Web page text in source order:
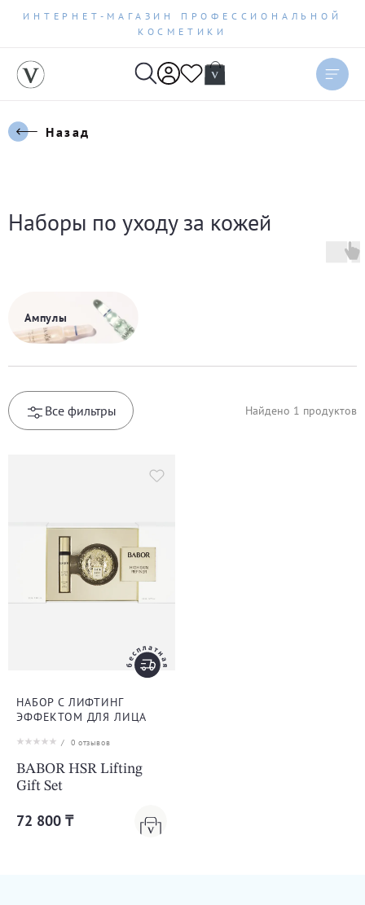
ИНТЕРНЕТ-МАГАЗИН ПРОФЕССИОНАЛЬНОЙ
КОСМЕТИКИ
Назад
Наборы по уходу за кожей
Ампулы
Все фильтры Найдено 1 продуктов
НАБОР С ЛИФТИНГ
ЭФФЕКТОМ ДЛЯ ЛИЦА
/ 0 отзывов
BABOR HSR Lifting
Gift Set
72 800 ₸